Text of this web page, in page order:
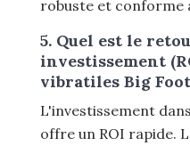
robuste et conforme
5. Quel est le
investissement
vibratiles Big
L'investissement
offre un ROI rapide.